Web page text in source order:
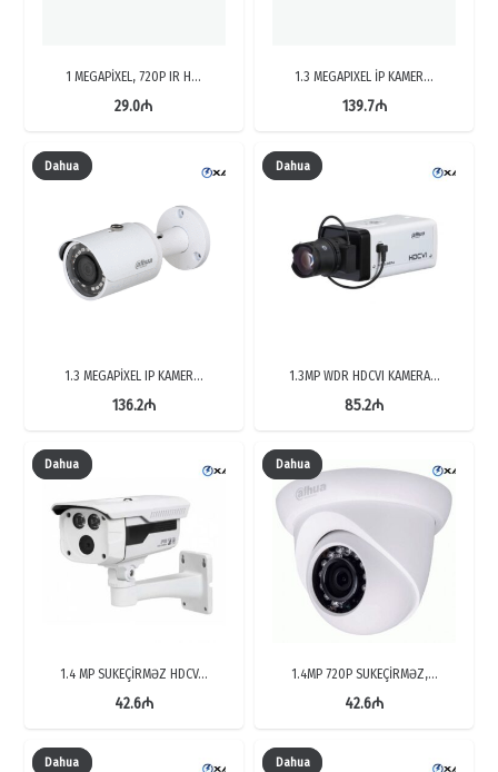
1 MEGAPİXEL, 720P IR H…
29.0₼
1.3 MEGAPIXEL İP KAMER…
139.7₼
Dahua
1.3 MEGAPİXEL IP KAMER…
136.2₼
Dahua
1.3MP WDR HDCVI KAMERA…
85.2₼
Dahua
1.4 MP SUKEÇİRMƏZ HDCV…
42.6₼
Dahua
1.4MP 720P SUKEÇİRMƏZ,…
42.6₼
Dahua Dahua